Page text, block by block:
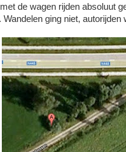
de wagen rijden absoluut
ging niet, autorijden